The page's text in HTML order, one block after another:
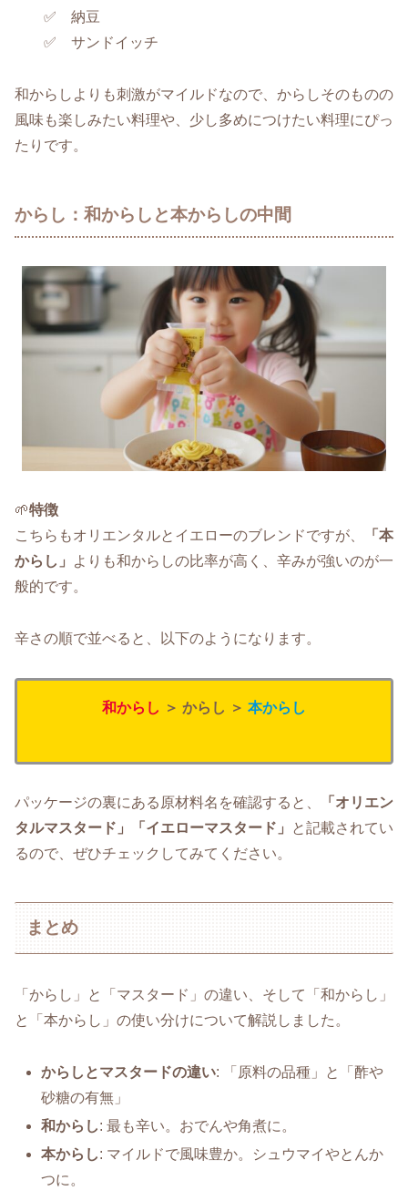
✅ 納豆
✅ サンドイッチ
和からしよりも刺激がマイルドなので、からしそのものの
風味も楽しみたい料理や、少し多めにつけたい料理にぴっ
たりです。
からし：和からしと本からしの中間
🌱特徴
こちらもオリエンタルとイエローのブレンドですが、
「本
からし」
よりも和からしの比率が高く、辛みが強いのが一
般的です。
辛さの順で並べると、以下のようになります。
和からし ＞ からし ＞ 本からし
パッケージの裏にある原材料名を確認すると、
「オリエン
タルマスタード」「イエローマスタード」
と記載されてい
るので、ぜひチェックしてみてください。
まとめ
「からし」と「マスタード」の違い、そして「和からし」
と「本からし」の使い分けについて解説しました。
からしとマスタードの違い: 「原料の品種」と「酢や
砂糖の有無」
和からし: 最も辛い。おでんや角煮に。
本からし: マイルドで風味豊か。シュウマイやとんか
つに。